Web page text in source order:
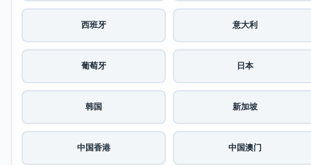
西班牙 意大利
葡萄牙 日本
韩国 新加坡
中国香港 中国澳门